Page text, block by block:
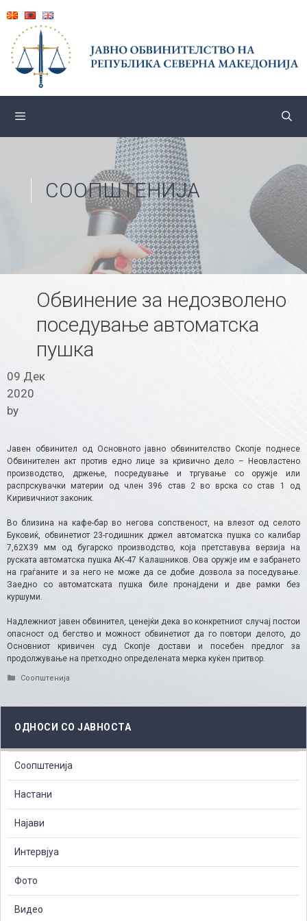
content
СООПШТЕНИЈА
Обвинение за недозволено
поседување автоматска
пушка
09 Дек
2020
by
Јавен обвинител од Основното јавно обвинителство Скопје поднесе
Обвинителен акт против едно лице за кривично дело – Неовластено
производство, држење, посредување и тргување со оружје или
распрскувачки материи од член 396 став 2 во врска со став 1 од
Киривичниот законик.
Во близина на кафе-бар во негова сопственост, на влезот од селото
Буковиќ, обвинетиот 23-годишник држел автоматска пушка со калибар
7,62Х39 мм од бугарско производство, која претставува верзија на
руската автоматска пушка АК-47 Калашников. Ова оружје им е забрането
на граѓаните и за него не може да се добие дозвола за поседување.
Заедно со автоматската пушка биле пронајдени и две рамки без
куршуми.
Надлежниот јавен обвинител, ценејќи дека во конкретниот случај постои
опасност од бегство и можност обвинетиот да го повтори делото, до
Основниот кривичен суд Скопје достави и посебен предлог за
продолжување на претходно определената мерка куќен притвор. ​
Categories
Соопштенија
ОДНОСИ СО ЈАВНОСТА
Соопштенија
Настани
Најави
Интервјуа
Фото
Видео